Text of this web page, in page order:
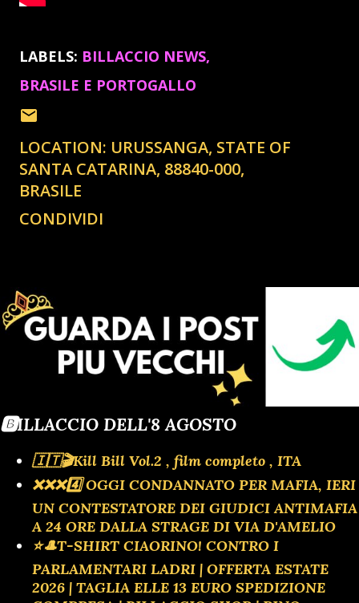
LABELS: BILLACCIO NEWS
BRASILE E PORTOGALLO
LOCATION: URUSSANGA, STATE OF
SANTA CATARINA, 88840-000,
BRASILE
CONDIVIDI
🅱️ILLACCIO DELL'8 AGOSTO
🇮🇹🎬Kill Bill Vol.2 , film completo , ITA
❌️❌️❌️4️⃣ OGGI CONDANNATO PER MAFIA, IERI
UN CONTESTATORE DEI GIUDICI ANTIMAFIA
A 24 ORE DALLA STRAGE DI VIA D'AMELIO
⭐🎩T-SHIRT CIAORINO! CONTRO I
PARLAMENTARI LADRI | OFFERTA ESTATE
2026 | TAGLIA ELLE 13 EURO SPEDIZIONE